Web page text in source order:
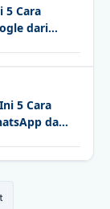
5 Cara
dari
5 Cara
dari